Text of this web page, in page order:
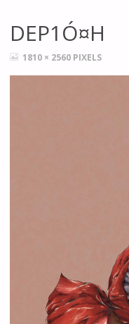
DEP1­Ó¤H
FULL1810 × 2560 PIXELS